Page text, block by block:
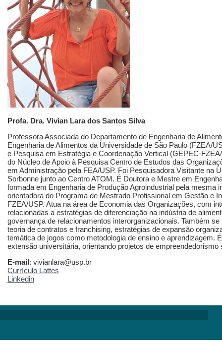
Profa. Dra. Vivian Lara dos Santos Silva
Professora Associada do Departamento de Engenharia de
Engenharia de Alimentos da Universidade de São Paulo (FZEA/
e Pesquisa em Estratégia e Coordenação Vertical (GEPEC-
do Núcleo de Apoio à Pesquisa Centro de Estudos das
em Administração pela FEA/USP. Foi Pesquisadora Visitante na
Sorbonne junto ao Centro ATOM. É Doutora e Mestre em
formada em Engenharia de Produção Agroindustrial pela mesma
orientadora do Programa de Mestrado Profissional em Gestão e
FZEA/USP. Atua na área de Economia das Organizações, com
relacionadas a estratégias de diferenciação na indústria de
governança de relacionamentos interorganizacionais. Também
teoria de contratos e franchising, estratégias de expansão
temática de jogos como metodologia de ensino e aprendizagem.
extensão universitária, orientando projetos de empreendedorismo
E-mail: vivianlara@usp.br
Currículo Lattes
Linkedin